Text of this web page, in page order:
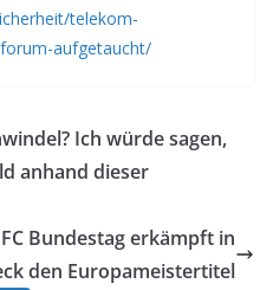
telekom-
aufgetaucht/
Ich würde sagen,
anhand dieser
Bundestag erkämpft in
den Europameistertitel